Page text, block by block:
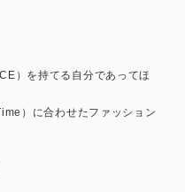
）を持てる自分であってほ
）に合わせたファッション